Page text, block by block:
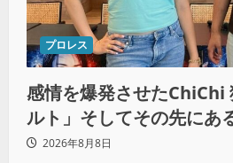
プロレス
感情を爆発させたChiChi
ルト」そしてその先にあ
2026年8月8日